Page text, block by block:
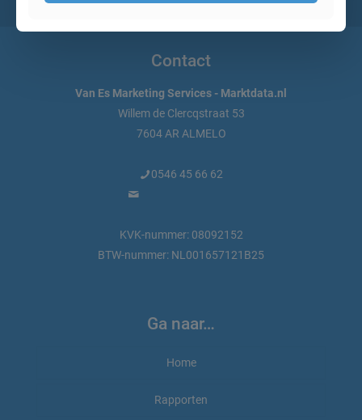
Contact
Van Es Marketing Services - Marktdata.nl
Willem de Clercqstraat 53
7604 AR ALMELO
0546 45 66 62
KVK-nummer: 08092152
BTW-nummer: NL001657121B25
Ga naar…
Home
Rapporten